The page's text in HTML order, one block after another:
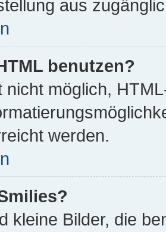
aus
benutzen?
nicht möglich,
werden.
kleine Bilder, die